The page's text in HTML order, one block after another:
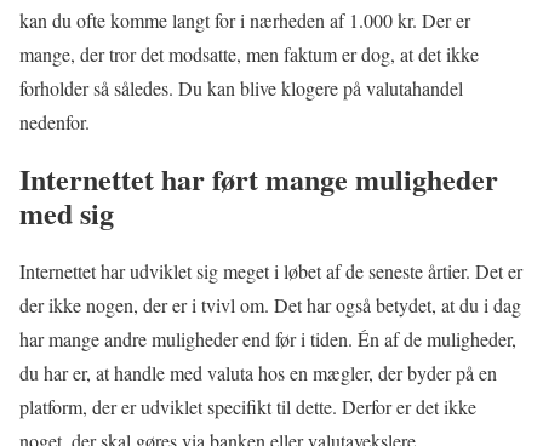
kan du ofte komme langt for i nærheden af 1.000 kr. Der er
mange, der tror det modsatte, men faktum er dog, at det ikke
forholder så således. Du kan blive klogere på valutahandel
nedenfor.
Internettet har ført mange muligheder
med sig
Internettet har udviklet sig meget i løbet af de seneste årtier. Det er
der ikke nogen, der er i tvivl om. Det har også betydet, at du i dag
har mange andre muligheder end før i tiden. Én af de muligheder,
du har er, at handle med valuta hos en mægler, der byder på en
platform, der er udviklet specifikt til dette. Derfor er det ikke